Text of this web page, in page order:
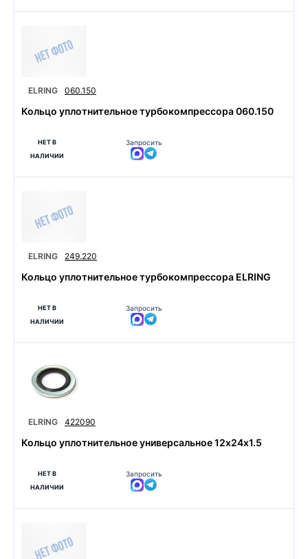
ELRING 060.150
Кольцо уплотнительное турбокомпрессора 060.150
НЕТ В
НАЛИЧИИ
Запросить
ELRING 249.220
Кольцо уплотнительное турбокомпрессора ELRING
НЕТ В
НАЛИЧИИ
Запросить
ELRING 422090
Кольцо уплотнительное универсальное 12х24х1.5
НЕТ В
НАЛИЧИИ
Запросить